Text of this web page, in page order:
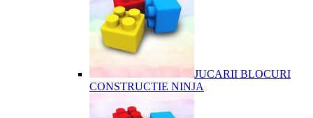
JUCARII BLOCURI
CONSTRUCTIE NINJA